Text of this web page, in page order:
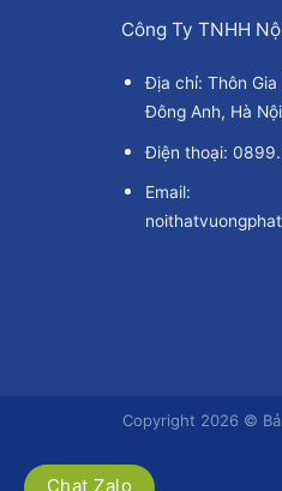
Công Ty TNHH
Địa chỉ: Thôn Gia
Đông Anh, Hà Nội
Điện thoại:
Email:
Copyright 2026 ©
Chat Zalo